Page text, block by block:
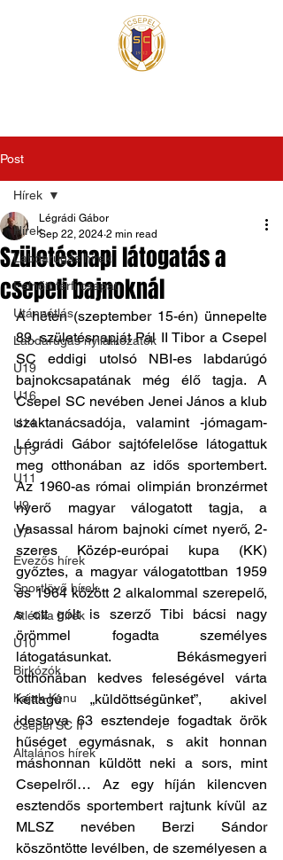
Post
Hírek
Labdarúgás hírek
Felnőtt férfi csapat
Utánpótlás
Labdarúgás nyilatkozatok
U19
U16
U14
U13
U11
U9
U7
Evezős hírek
Sportlövő hírek
Atlétika hírek
U10
Birkózók
Kajak-Kenu
Csepel SC II
Általános hírek
Hírek
Születésnapi látogatás a
csepeli bajnoknál
Légrádi Gábor
Sep 22, 2024 2 min read
A héten (szeptember 15-én) ünnepelte
89. születésnapját Pál II Tibor a Csepel
SC eddigi utolsó NBI-es labdarúgó
bajnokcsapatának még élő tagja. A
Csepel SC nevében Jenei János a klub
szaktanácsadója, valamint -jómagam-
Légrádi Gábor sajtófelelőse látogattuk
meg otthonában az idős sportembert.
Az 1960-as római olimpián bronzérmet
nyerő magyar válogatott tagja, a
Vasassal három bajnoki címet nyerő, 2-
szeres Közép-európai kupa (KK)
győztes, a magyar válogatottban 1959
és 1964 között 2 alkalommal szerepelő,
s ott gólt is szerző Tibi bácsi nagy
örömmel fogadta személyes
látogatásunkat. Békásmegyeri
otthonában kedves feleségével várta
kéttagú „küldöttségünket”, akivel
idestova 63 esztendeje fogadtak örök
hűséget egymásnak, s akit honnan
máshonnan küldött neki a sors, mint
Csepelről… Az egy híján kilencven
esztendős sportembert rajtunk kívül az
MLSZ nevében Berzi Sándor
köszöntötte levélben, de személyesen a